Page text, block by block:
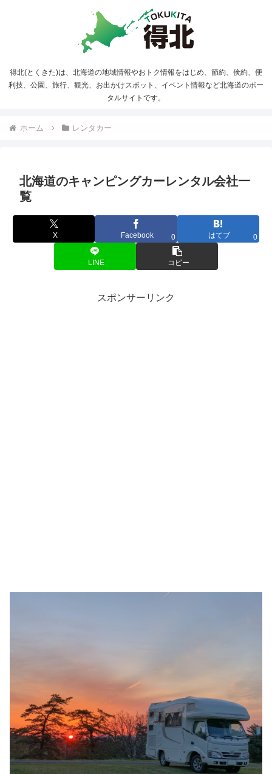
得北(とくきた)は、北海道の地域情報やおトク情報をはじめ、節約、倹約、便
利技、公園、旅行、観光、お出かけスポット、イベント情報など北海道のポー
タルサイトです。
ホーム レンタカー
北海道のキャンピングカーレンタル会社一
覧
X Facebook 0 はてブ 0
LINE コピー
スポンサーリンク